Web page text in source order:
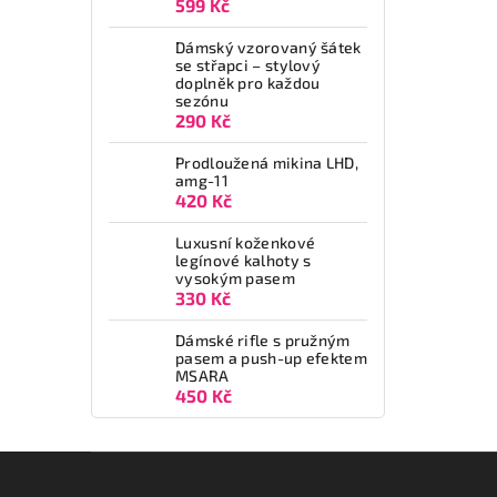
599 Kč
Dámský vzorovaný šátek
se střapci – stylový
doplněk pro každou
sezónu
290 Kč
Prodloužená mikina LHD,
amg-11
420 Kč
Luxusní koženkové
legínové kalhoty s
vysokým pasem
330 Kč
Dámské rifle s pružným
pasem a push-up efektem
MSARA
450 Kč